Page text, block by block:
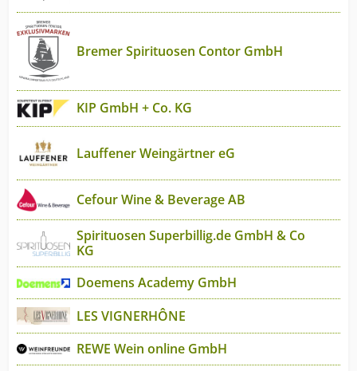
Bremer Spirituosen Contor GmbH
KIP GmbH + Co. KG
Lauffener Weingärtner eG
Cefour Wine & Beverage AB
Spirituosen Superbillig.de GmbH & Co
KG
Doemens Academy GmbH
LES VIGNERHÔNE
REWE Wein online GmbH